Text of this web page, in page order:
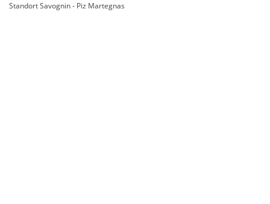
Standort Savognin - Piz Martegnas